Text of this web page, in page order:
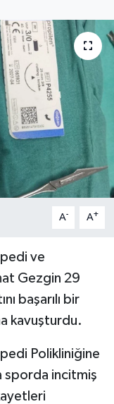
A- A+
ve
Gezgin 29
başarılı bir
kavuşturdu.
Polikliniğine
sporda incitmiş